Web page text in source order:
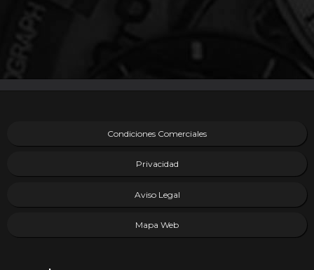
Condiciones Comerciales
Privacidad
Aviso Legal
Mapa Web